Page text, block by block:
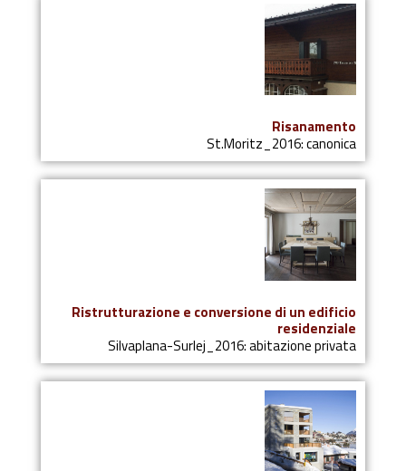
Risanamento
St.Moritz_2016: canonica
Ristrutturazione e conversione di un edificio
residenziale
Silvaplana-Surlej_2016: abitazione privata